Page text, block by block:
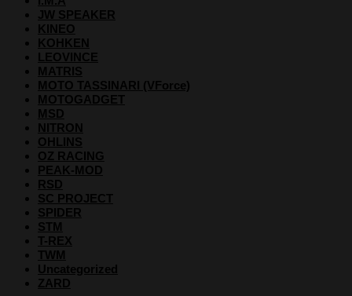
JW SPEAKER
KINEO
KOHKEN
LEOVINCE
MATRIS
MOTO TASSINARI (VForce)
MOTOGADGET
MSD
NITRON
OHLINS
OZ RACING
PEAK-MOD
RSD
SC PROJECT
SPIDER
STM
T-REX
TWM
Uncategorized
ZARD